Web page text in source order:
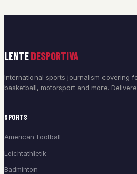
LENTE DESPORTIVA
International sports journalism covering
basketball, motorsport and more.
SPORTS
American Football
Leichtathletik
Badminton